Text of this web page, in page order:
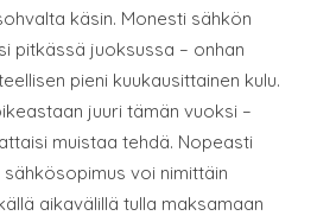
käsin. Monesti sähkön
pitkässä juoksussa – onhan
pieni kuukausittainen kulu.
juuri tämän vuoksi –
muistaa tehdä. Nopeasti
voi nimittäin
aikavälillä tulla maksamaan